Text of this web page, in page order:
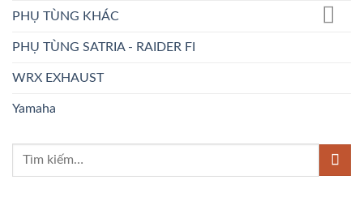
PHỤ TÙNG KHÁC
PHỤ TÙNG SATRIA - RAIDER FI
WRX EXHAUST
Yamaha